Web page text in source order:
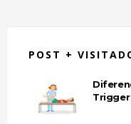
POST +